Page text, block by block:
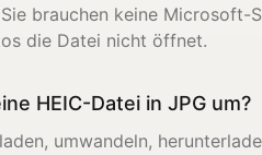
brauchen keine
die Datei nicht öffnet.
HEIC-Datei in JPG um?
umwandeln,